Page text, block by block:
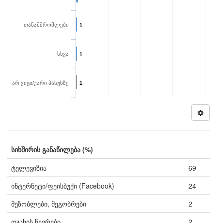
1
1
1
თანამშრომლები
სხვა
არ ვიცი/უარი პასუხზე
სიხშირის განაწილება (%)
ტელევიზია
69
ინტერნეტი/ფეისბუქი (Facebook)
24
მეზობლები, მეგობრები
2